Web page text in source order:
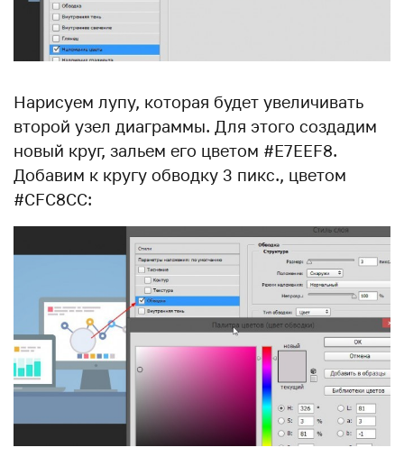
Нарисуем лупу, которая будет увеличивать
второй узел диаграммы. Для этого создадим
новый круг, зальем его цветом #E7EEF8.
Добавим к кругу обводку 3 пикс., цветом
#CFC8CC: